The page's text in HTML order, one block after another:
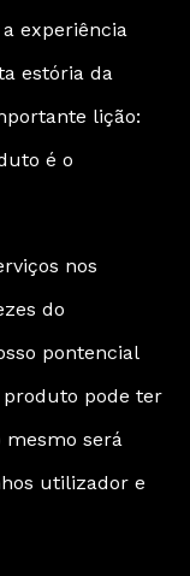
experiência
estória da
lição:
é o
nos
do
pontencial
pode ter
será
utilizador e